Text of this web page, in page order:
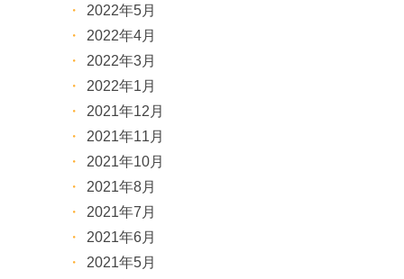
2022年5月
2022年4月
2022年3月
2022年1月
2021年12月
2021年11月
2021年10月
2021年8月
2021年7月
2021年6月
2021年5月